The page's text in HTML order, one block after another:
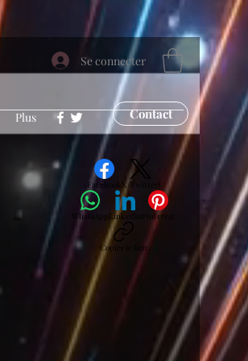
Se connecter
Plus Contact
Facebook X (Twitter)
WhatsApp LinkedIn Pinterest
Copier le lien